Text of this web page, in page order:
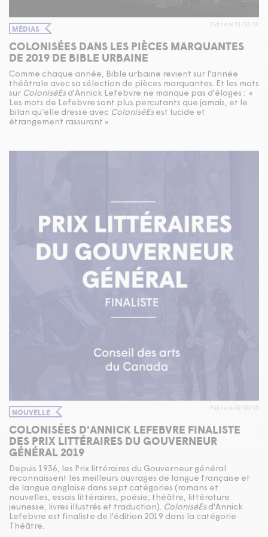
MÉDIAS Publié le 31/12/19
COLONISÉES DANS LES PIÈCES MARQUANTES
DE 2019 DE BIBLE URBAINE
Comme chaque année, Bible urbaine revient sur l'année
théâtrale avec sa sélection de pièces marquantes. Et les mots
sur ColoniséEs d'Annick Lefebvre ne manque pas d'éloges : «
Les mots de Lefebvre sont plus percutants que jamais, et le
bilan qu’elle dresse avec ColoniséEs est lucide et
étrangement rassurant ».
NOUVELLE Publié le 02/10/19
COLONISÉES D'ANNICK LEFEBVRE FINALISTE
DES PRIX LITTÉRAIRES DU GOUVERNEUR
GÉNÉRAL 2019
Depuis 1936, les Prix littéraires du Gouverneur général
reconnaissent les meilleurs ouvrages de langue française et
de langue anglaise dans sept catégories (romans et
nouvelles, essais littéraires, poésie, théâtre, littérature
jeunesse, livres illustrés et traduction). ColoniséEs d'Annick
Lefebvre est finaliste de l'édition 2019 dans la catégorie
Théâtre.